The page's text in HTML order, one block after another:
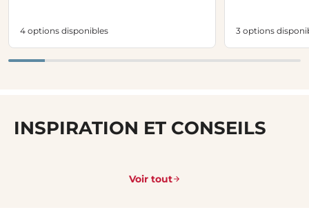
4 options disponibles 3 options
INSPIRATION ET CONSEILS
Voir tout